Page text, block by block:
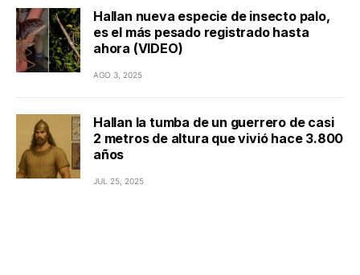
Hallan nueva especie de insecto palo,
es el más pesado registrado hasta
ahora (VIDEO)
AGO 3, 2025
Hallan la tumba de un guerrero de casi
2 metros de altura que vivió hace 3.800
años
JUL 25, 2025